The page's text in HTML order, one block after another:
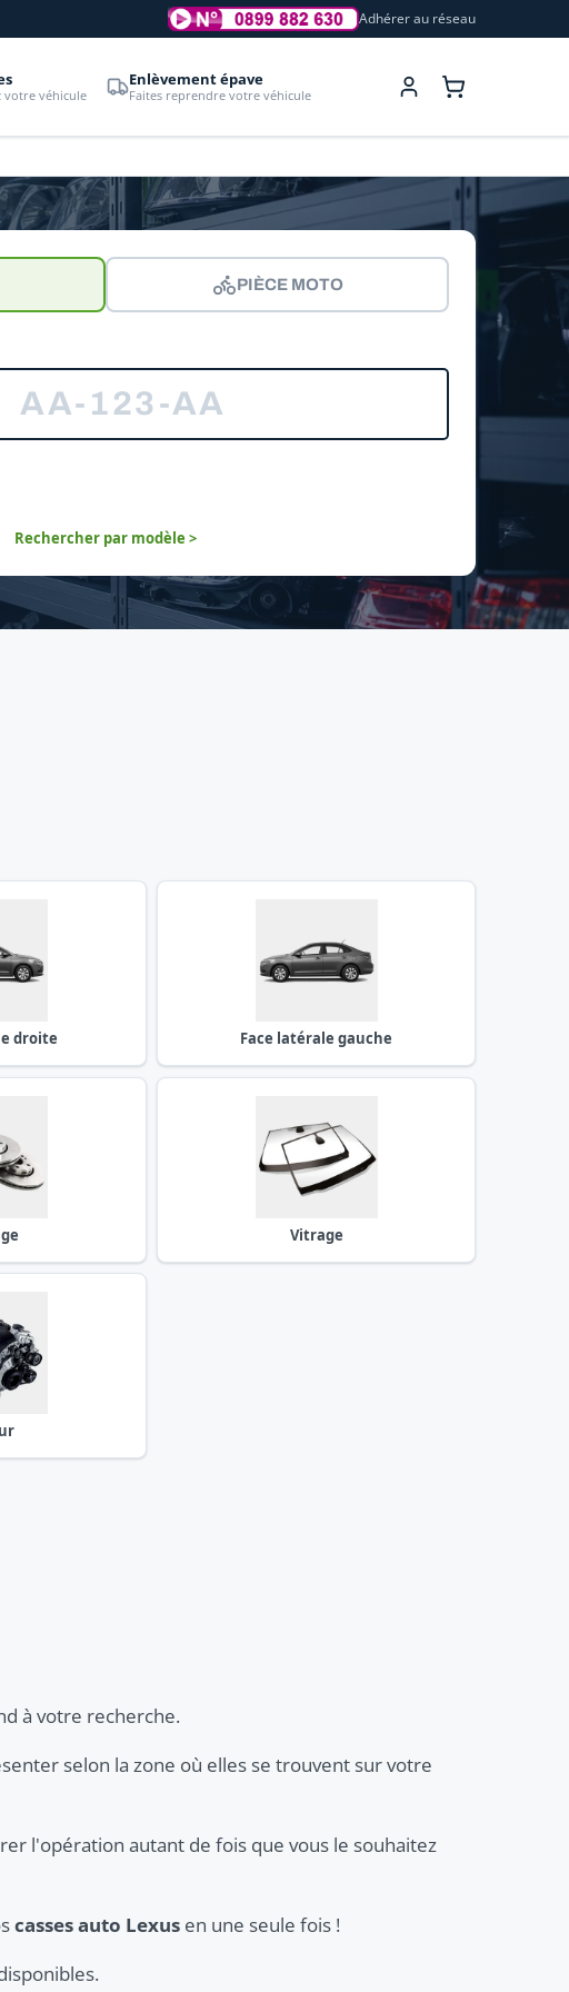
Adhérer au réseau
votre véhicule
Enlèvement épave
Faites reprendre votre véhicule
PIÈCE MOTO
Rechercher par modèle >
droite Face latérale gauche
Vitrage
à votre recherche.
selon la zone où elles se trouvent sur votre
l'opération autant de fois que vous le souhaitez
casses auto Lexus en une seule fois !